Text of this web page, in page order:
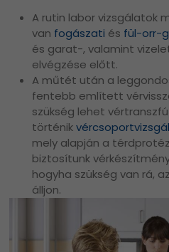
A rutin labor vizsgálatok
van fogászati és fül-orr-
és garat-, valamint
elvégzése előtt.
A műtét után a
fentebb említett
szükség lehet
történik
mely alapján a
biztosítunk
hogyha szükség van rá,
álljon.